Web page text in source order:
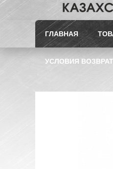
ГЛАВНАЯ
УСЛОВИЯ